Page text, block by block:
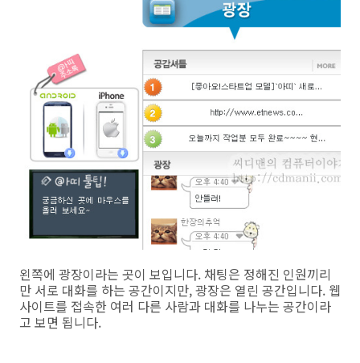
왼쪽에 광장이라는 곳이 보입니다. 채팅은 정해진 인원끼리
만 서로 대화를 하는 공간이지만, 광장은 열린 공간입니다. 웹
사이트를 접속한 여러 다른 사람과 대화를 나누는 공간이라
고 보면 됩니다.